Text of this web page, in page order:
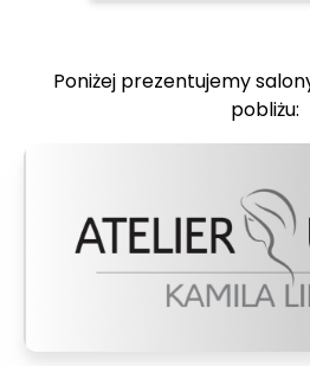
Poniżej prezentujemy
pobliżu: